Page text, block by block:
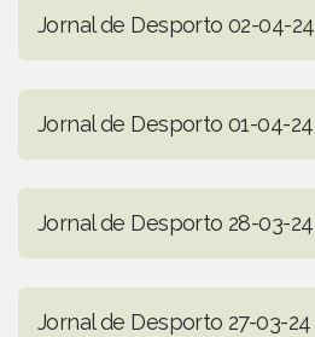
Jornal de Desporto 02-04-24
Jornal de Desporto 01-04-24
Jornal de Desporto 28-03-24
Jornal de Desporto 27-03-24